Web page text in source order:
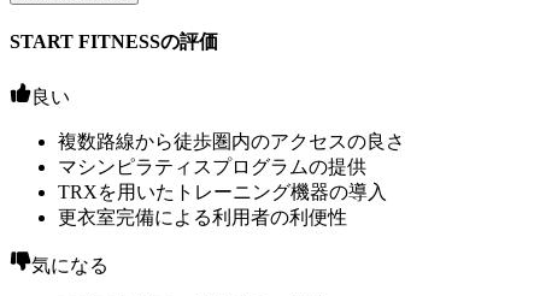
START FITNESSの評価
良い
複数路線から徒歩圏内のアクセスの良さ
マシンピラティスプログラムの提供
TRXを用いたトレーニング機器の導入
更衣室完備による利用者の利便性
気になる